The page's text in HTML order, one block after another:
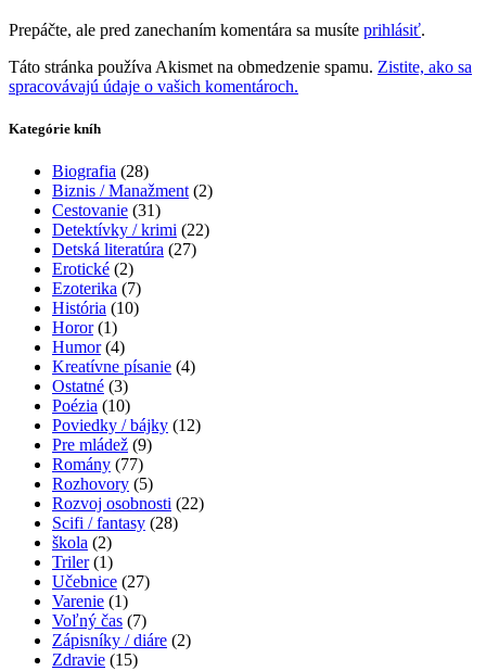
Prepáčte, ale pred zanechaním komentára sa musíte prihlásiť.
Táto stránka používa Akismet na obmedzenie spamu. Zistite, ako sa
spracovávajú údaje o vašich komentároch.
Kategórie kníh
Biografia (28)
Biznis / Manažment (2)
Cestovanie (31)
Detektívky / krimi (22)
Detská literatúra (27)
Erotické (2)
Ezoterika (7)
História (10)
Horor (1)
Humor (4)
Kreatívne písanie (4)
Ostatné (3)
Poézia (10)
Poviedky / bájky (12)
Pre mládež (9)
Romány (77)
Rozhovory (5)
Rozvoj osobnosti (22)
Scifi / fantasy (28)
škola (2)
Triler (1)
Učebnice (27)
Varenie (1)
Voľný čas (7)
Zápisníky / diáre (2)
Zdravie (15)